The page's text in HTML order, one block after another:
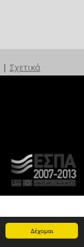
Δέχομαι
| Σχετικά